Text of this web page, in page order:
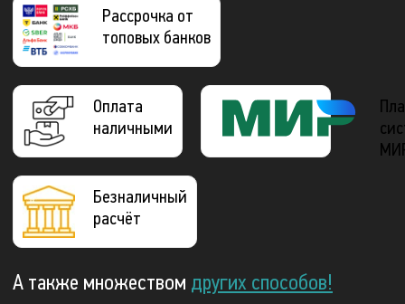
Рассрочка от
топовых банков
Оплата
наличными
Безналичный
расчёт
А также множеством других способов!